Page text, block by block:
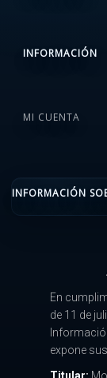
INFORMACIÓN
MI CUENTA
INFORMACIÓN
En
de 11 de
expone